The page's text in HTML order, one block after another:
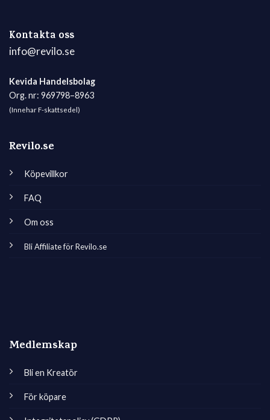
Kontakta oss
info@revilo.se
Kevida Handelsbolag
Org. nr: 969798–8963
(Innehar F-skattsedel)
Revilo.se
Köpevillkor
FAQ
Om oss
Bli Affiliate för Revilo.se
Medlemskap
Bli en Kreatör
För köpare